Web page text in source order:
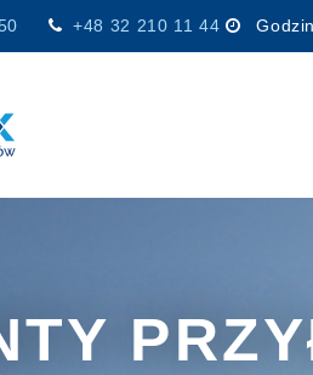
+48 32 210 11 44